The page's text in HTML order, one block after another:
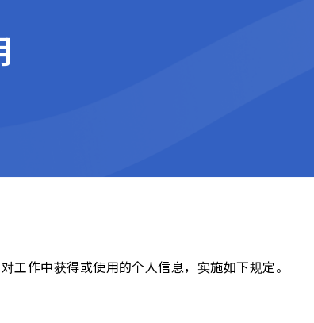
工作中获得或使用的个人信息，实施如下规定。